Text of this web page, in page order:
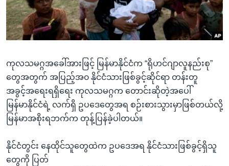
စာမျက်နှာ
သို့
ကျော်
ရန်
ရှာဖွေ
ရန်
နေရာ
ရန်
ဗွီအိုအေ လူမှုကွန်ယက်များ
ဘာသာစကားများ
ကုလသမဂ္ဂအခေါ်အားဖြင့် မြန်မာနိုင်ငံက “ရိုဟင်ဂျာလူနည်းစု”
တွေအတွက် အပြည့်အ၀ နိုင်ငံသားဖြစ်ခွင့်ဆိုင်ရာ တန်းတူ
အခွင့်အရေးရရှိရေး ကုလသမဂ္ဂက တောင်းဆိုတဲ့အပေါ်
မြန်မာနိုင်ငံရဲ့ လက်ရှိ ဥပဒေတွေအရ စဉ်းစားသွားမှာဖြစ်တယ်လို့
မြန်မာအစိုးရဘက်က တုန့်ပြန်ခဲ့ပါတယ်။
နိုင်ငံတွင်း နေထိုင်သူတွေထဲက ဥပဒေအရ နိုင်ငံသားဖြစ်ခွင့်ရှိသူ
တွေကို ပြတ်